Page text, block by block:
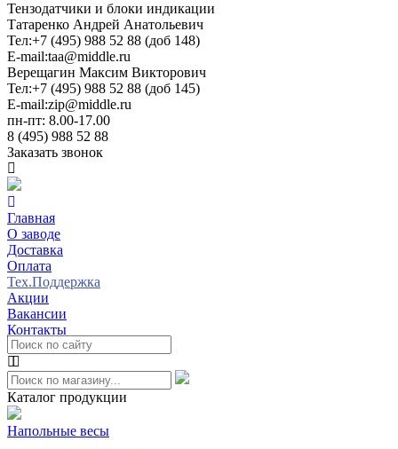
Тензодатчики и блоки индикации
Татаренко Андрей Анатольевич
Тел:+7 (495) 988 52 88 (доб 148)
E-mail:taa@middle.ru
Верещагин Максим Викторович
Тел:+7 (495) 988 52 88 (доб 145)
E-mail:zip@middle.ru
пн-пт: 8.00-17.00
8 (495) 988 52 88
Заказать звонок
Главная
О заводе
Доставка
Оплата
Тех.Поддержка
Акции
Вакансии
Контакты
Каталог продукции
Напольные весы